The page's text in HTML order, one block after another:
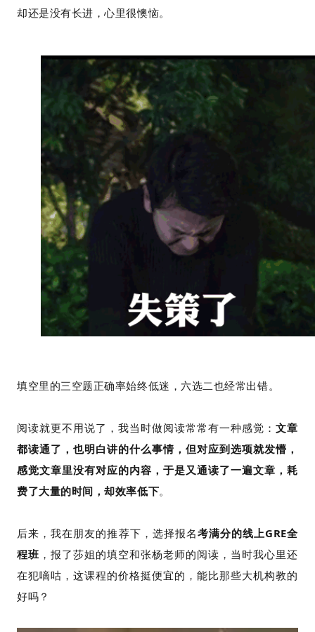
却还是没有长进，心里很懊恼。
填空里的三空题正确率始终低迷，六选二也经常出错。
阅读就更不用说了，我当时做阅读常常有一种感觉：文章
都读通了，也明白讲的什么事情，但对应到选项就发懵，
感觉文章里没有对应的内容，于是又通读了一遍文章，耗
费了大量的时间，却效率低下。
后来，我在朋友的推荐下，选择报名考满分的线上GRE全
程班 ，报了莎姐的填空和张杨老师的阅读，当时我心里还
在犯嘀咕，这课程的价格挺便宜的，能比那些大机构教的
好吗？